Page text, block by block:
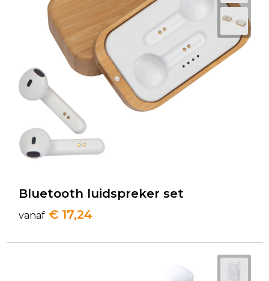
Bluetooth luidspreker set
vanaf € 17,24